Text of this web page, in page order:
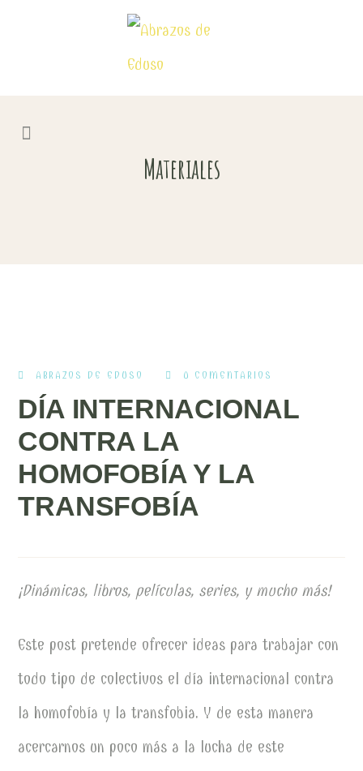
Materiales
ABRAZOS DE EDUSO 0 COMENTARIOS
DÍA INTERNACIONAL
CONTRA LA
HOMOFOBÍA Y LA
TRANSFOBÍA
¡Dinámicas, libros, películas, series, y mucho más!
Este post pretende ofrecer ideas para trabajar con
todo tipo de colectivos el día internacional contra
la homofobía y la transfobia. Y de esta manera
acercarnos un poco más a la lucha de este